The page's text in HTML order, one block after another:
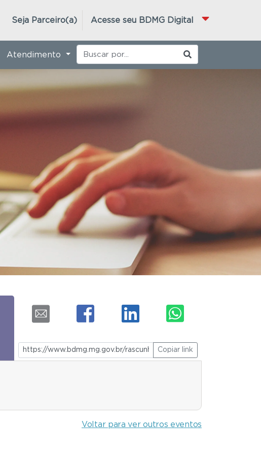
Acesse seu BDMG Digital
Seja Parceiro(a)
Atendimento
Copiar link
Voltar para ver outros eventos